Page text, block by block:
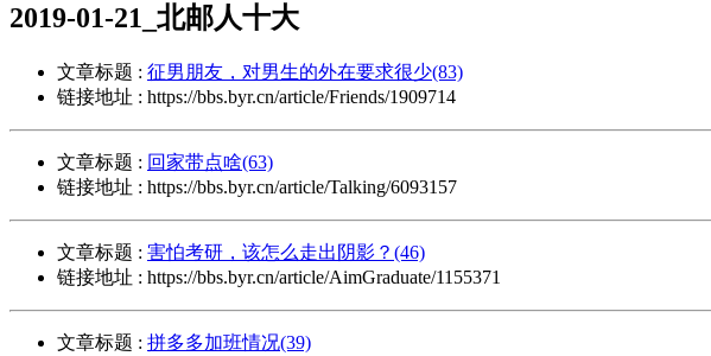
2019-01-21_北邮人十大
文章标题 : 征男朋友，对男生的外在要求很少(83)
链接地址 : https://bbs.byr.cn/article/Friends/1909714
文章标题 : 回家带点啥(63)
链接地址 : https://bbs.byr.cn/article/Talking/6093157
文章标题 : 害怕考研，该怎么走出阴影？(46)
链接地址 : https://bbs.byr.cn/article/AimGraduate/1155371
文章标题 : 拼多多加班情况(39)